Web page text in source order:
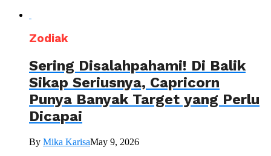
Zodiak
Sering Disalahpahami! Di Balik
Sikap Seriusnya, Capricorn
Punya Banyak Target yang Perlu
Dicapai
By Mika KarisaMay 9, 2026